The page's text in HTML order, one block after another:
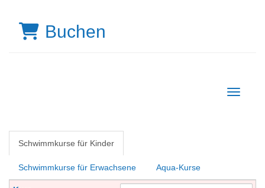
Buchen
Schwimmkurse für Kinder
Schwimmkurse für Erwachsene Aqua-Kurse